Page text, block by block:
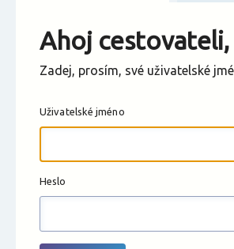
Změnit měnu
Ahoj cestovateli,
Zadej, prosím, své uživatelské
Uživatelské jméno
Heslo